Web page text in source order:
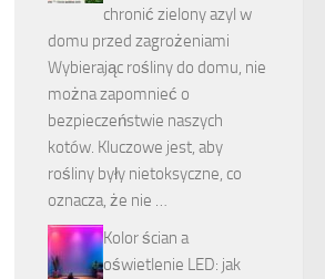
chronić zielony azyl w
domu przed zagrożeniami
Wybierając rośliny do domu, nie
można zapomnieć o
bezpieczeństwie naszych
kotów. Kluczowe jest, aby
rośliny były nietoksyczne, co
oznacza, że nie …
Kolor ścian a
oświetlenie LED: jak